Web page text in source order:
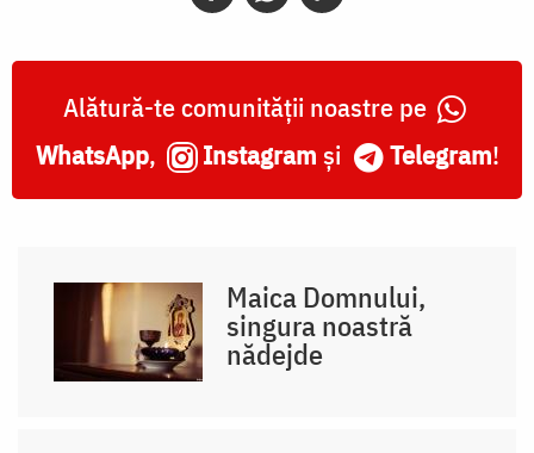
Alătură-te comunității noastre pe
WhatsApp, Instagram și Telegram!
Maica Domnului,
singura noastră
nădejde